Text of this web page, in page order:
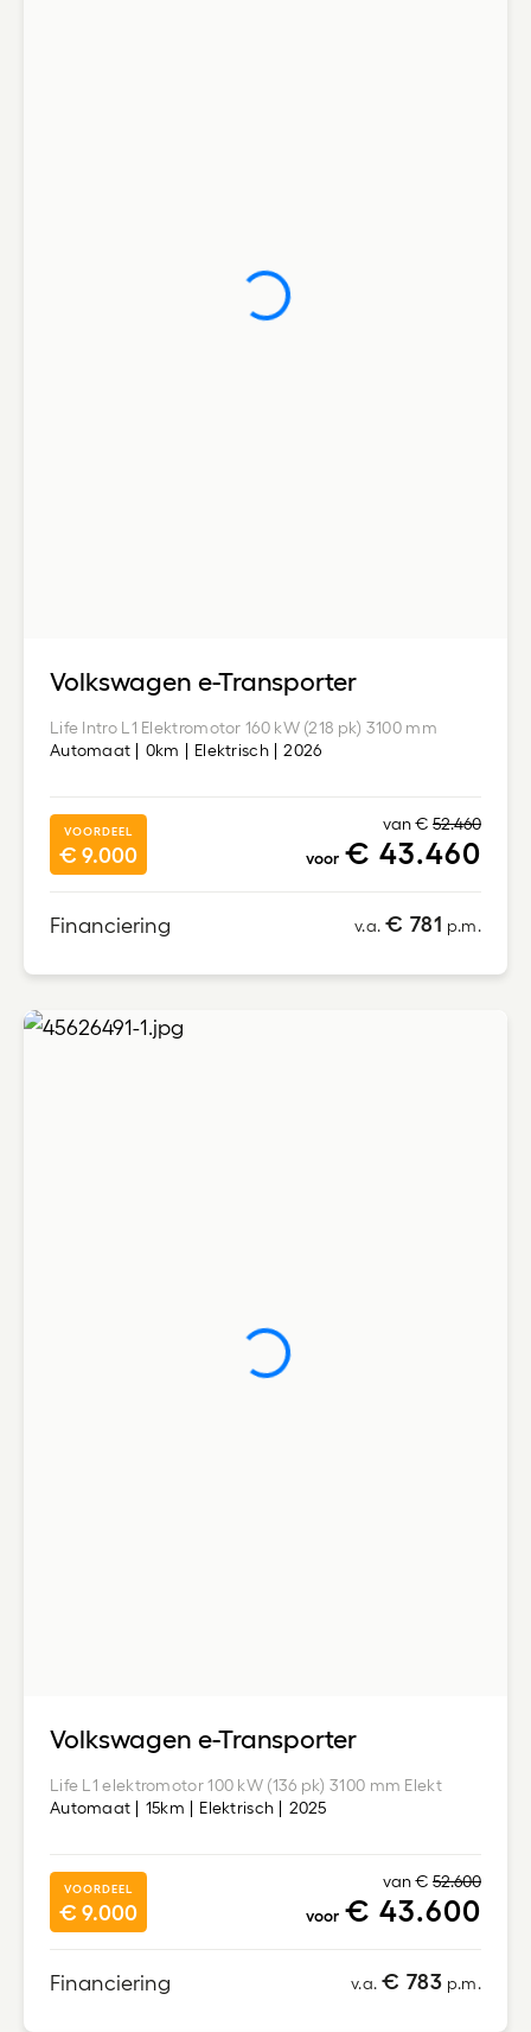
Volkswagen e-Transporter
Life Intro L1 Elektromotor 160 kW (218 pk) 3100 mm
Automaat
0km Elektrisch 2026
van €52.460
voor € 43.460
VOORDEEL
€ 9.000
Financiering v.a. € 781 p.m.
Volkswagen e-Transporter
Life L1 elektromotor 100 kW (136 pk) 3100 mm Elekt
Automaat
15km Elektrisch 2025
van €52.600
voor € 43.600
VOORDEEL
€ 9.000
Financiering v.a. € 783 p.m.